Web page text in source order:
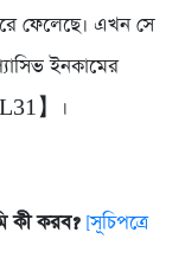
ফেলেছে। এখন সে
ইনকামের
】।
কী করব? [সূচিপত্রে